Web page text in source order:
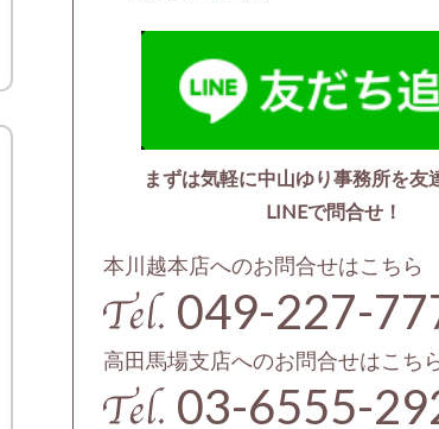
まずは気軽に中山ゆり事務所を友
LINEで問合せ！
本川越本店へのお問合せはこちら
049-227-
高田馬場支店へのお問合せはこち
03-6555-